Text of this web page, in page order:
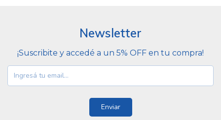
Newsletter
¡Suscribite y accedé a un 5% OFF en tu compra!